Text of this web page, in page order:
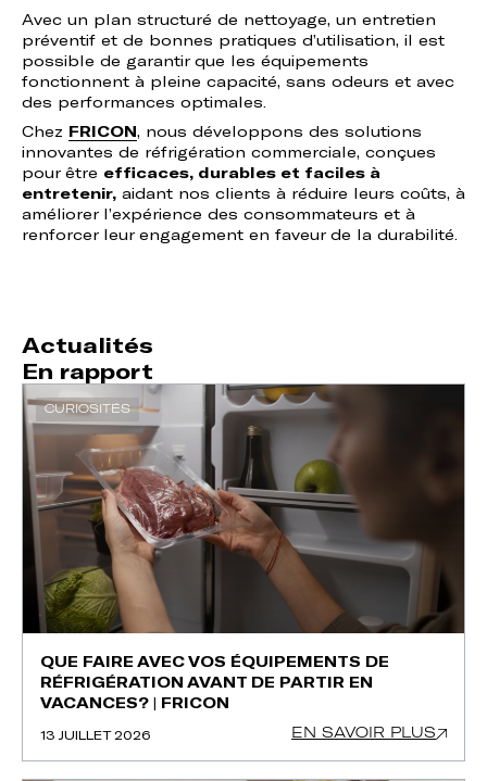
Avec un plan structuré de nettoyage, un entretien
préventif et de bonnes pratiques d’utilisation, il est
possible de garantir que les équipements
fonctionnent à pleine capacité, sans odeurs et avec
des performances optimales.
Chez FRICON, nous développons des solutions
innovantes de réfrigération commerciale, conçues
pour être efficaces, durables et faciles à
entretenir,aidant nos clients à réduire leurs coûts, à
améliorer l’expérience des consommateurs et à
renforcer leur engagement en faveur de la durabilité.
Actualités
En rapport
CURIOSITÉS
QUE FAIRE AVEC VOS ÉQUIPEMENTS DE
RÉFRIGÉRATION AVANT DE PARTIR EN
VACANCES? | FRICON
13 JUILLET 2026 EN SAVOIR PLUS